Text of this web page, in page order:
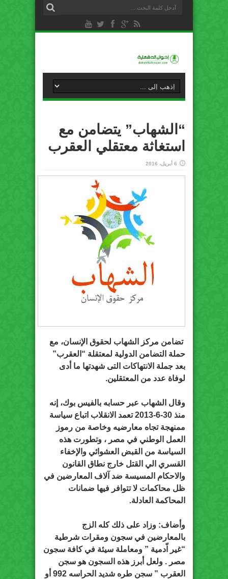
“الشهاب” يتضامن مع
استغاثة معتقلي العقرب
6 أبريل، 2016
تضامن مركز الشهاب لحقوق الإنسان، مع
حملة التضامن الدولية لمعتقلة “العقرب”
بعد جملة الانتهاكات التى شهدتها ما أدى
لوفاة عدد من المعتقلين.
وقال الشهاب عبر حسابه بالفيس بوك، إنه
منذ 30-6-2013 تعمد الانقلاب اتباع سياسة
ممنهجة تجاه معارضيه وخاصة من رموز
العمل الوطني في مصر ، وتطورت هذه
السياسة من القبض العشوائي والإخفاء
القسري الي القتل خارج نطاق القانون
والاحكام المسيسة ضد آلاف المعارضين في
ظل محاكمات لا تتوافر فيها ضمانات
المحاكمة العادلة.
وأضاف: وزاد على ذلك كله الزج
بالمعارضين في سجون ومقرات شرطية
“غير اّدمية ” ومعاملة سيئة في كافة سجون
مصر . ولعل أبرز هذه السجون هو سجن
العقرب ” سجن طره شديد الحراسه 992 أو